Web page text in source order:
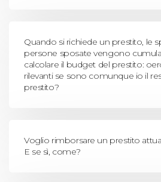
Quando si richiede un prestito, le
persone sposate vengono
calcolare il budget del prestito:
rilevanti se sono comunque io il
prestito?
Voglio rimborsare un prestito
E se sì, come?